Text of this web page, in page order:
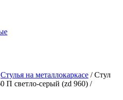
Стулья на металлокаркасе /Стул
П светло-серый (zd 960) /